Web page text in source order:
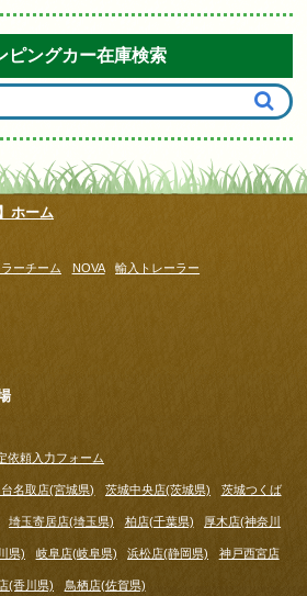
ピングカー在庫検索
ホーム
ラーチーム NOVA 輸入トレーラー
依頼入力フォーム
名取店(宮城県) 茨城中央店(茨城県) 茨城つくば
埼玉寄居店(埼玉県) 柏店(千葉県) 厚木店(神奈川
県) 岐阜店(岐阜県) 浜松店(静岡県) 神戸西宮店
(香川県) 鳥栖店(佐賀県)